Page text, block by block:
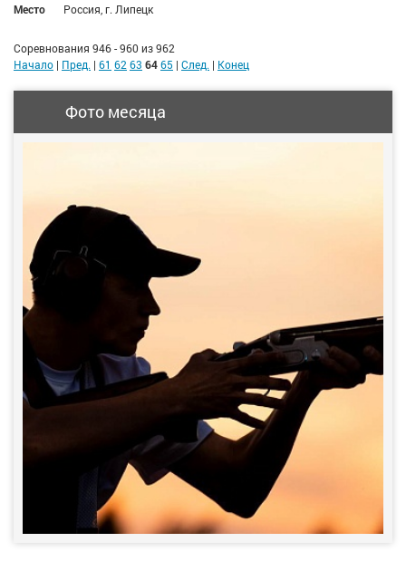
Место
Россия, г. Липецк
Соревнования 946 - 960 из 962
Начало | Пред. | 61 62 63 6465 | След. | Конец
Фото месяца